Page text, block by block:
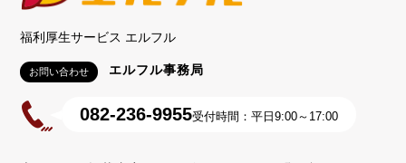
福利厚生サービス エルフル
お問い合わせ エルフル事務局
082-236-9955受付時間：平日9:00～17:00